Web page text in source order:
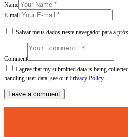
Name
E-mail
Salvar meus dados neste navegador para a
Comment
I agree that my submitted data is being
handling user data, see our Privacy Policy.